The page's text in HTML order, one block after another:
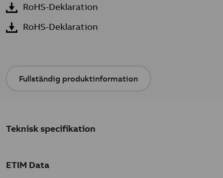
RoHS-Deklaration
RoHS-Deklaration
Fullständig produktinformation
Teknisk specifikation
ETIM Data